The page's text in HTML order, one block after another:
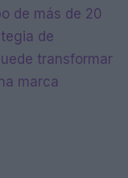
de más de 20
de
transformar
marca